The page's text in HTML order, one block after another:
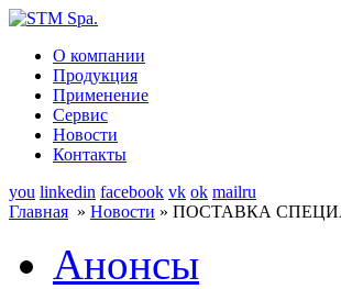
О компании
Продукция
Применение
Сервис
Новости
Контакты
you linkedin facebook vk ok mailru
Главная » Новости » ПОСТАВКА
Анонсы